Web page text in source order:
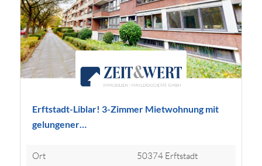
Erftstadt-Liblar! 3-Zimmer Mietwohnung mit
gelungener…
Ort 50374 Erftstadt